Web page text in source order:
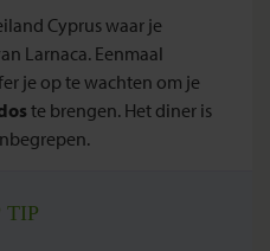
Cyprus waar je
Larnaca. Eenmaal
je op te wachten om je
te brengen. Het diner is
TIP